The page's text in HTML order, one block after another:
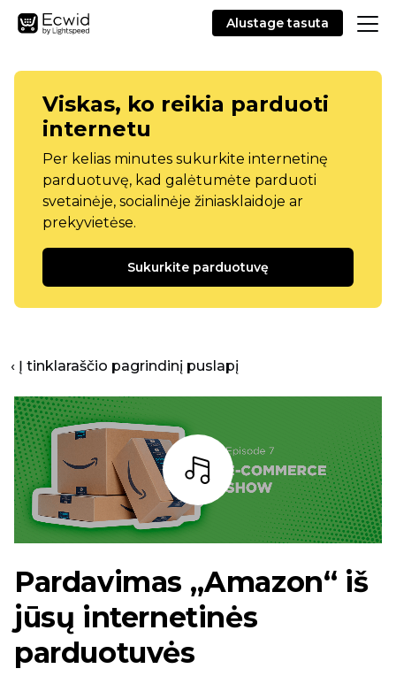
Alustage tasuta
Viskas, ko reikia parduoti
internetu
Per kelias minutes sukurkite internetinę
parduotuvę, kad galėtumėte parduoti
svetainėje, socialinėje žiniasklaidoje ar
prekyvietėse.
Sukurkite parduotuvę
‹ Į tinklaraščio pagrindinį puslapį
Baras
Pardavimas „Amazon“ iš
jūsų internetinės
parduotuvės